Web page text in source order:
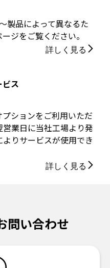
製品によって異なるた
ジをご覧ください。
詳しく見る
ス
プションをご利用いただ
営業日に当社工場より発
りサービスが使用でき
詳しく見る
問い合わせ